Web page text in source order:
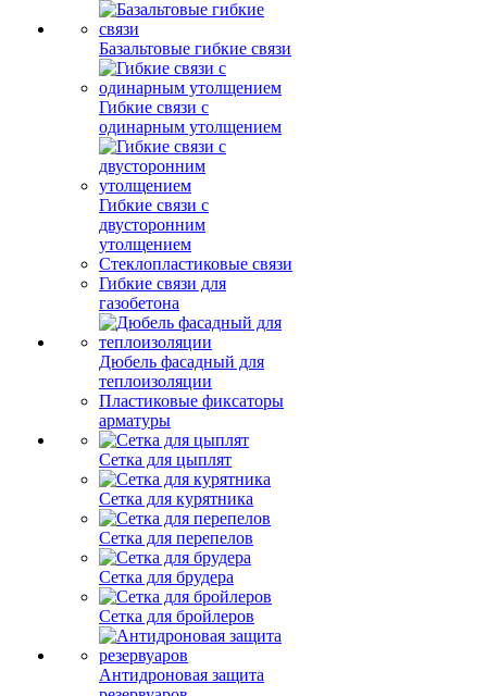
Базальтовые гибкие связи
Гибкие связи с
одинарным утолщением
Гибкие связи с
двусторонним
утолщением
Стеклопластиковые связи
Гибкие связи для
газобетона
Дюбель фасадный для
теплоизоляции
Пластиковые фиксаторы
арматуры
Сетка для цыплят
Сетка для курятника
Сетка для перепелов
Сетка для брудера
Сетка для бройлеров
Антидроновая защита